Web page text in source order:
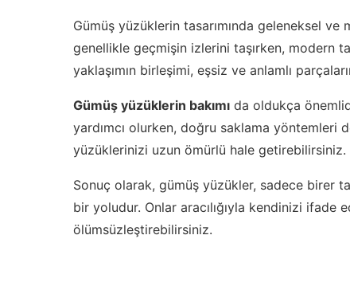
Gümüş yüzüklerin tasarımında geleneksel ve
genellikle geçmişin izlerini taşırken, modern
yaklaşımın birleşimi, eşsiz ve anlamlı
Gümüş yüzüklerin bakımı da oldukça
yardımcı olurken, doğru saklama yöntemleri
yüzüklerinizi uzun ömürlü hale getirebilirsiniz.
Sonuç olarak, gümüş yüzükler, sadece birer
bir yoludur. Onlar aracılığıyla kendinizi ifade
ölümsüzleştirebilirsiniz.